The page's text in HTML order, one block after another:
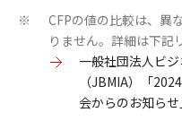
※
CFPの値の比較は、異
りません。詳細は下記
一般社団法人ビ
（JBMIA）「
会からのお知らせ